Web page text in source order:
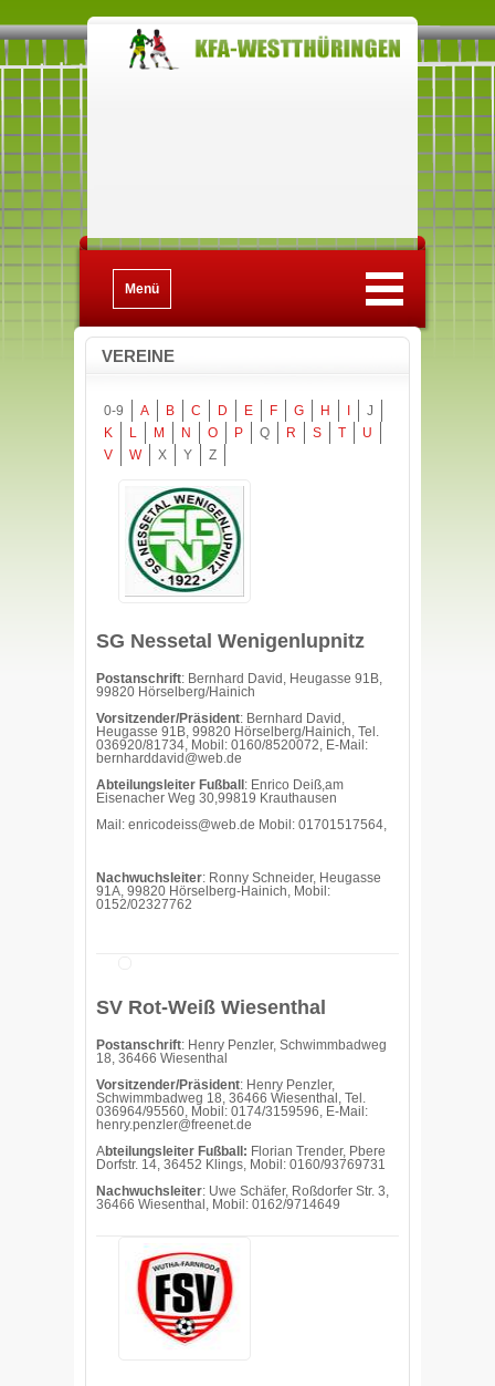
Menü
VEREINE
0-9 A B C D E F G H
J
K
L M N O P Q R S T
U
V
W X Y Z
SG Nessetal Wenigenlupnitz
Postanschrift: Bernhard David, Heugasse 91B,
99820 Hörselberg/Hainich
Vorsitzender/Präsident: Bernhard David,
Heugasse 91B, 99820 Hörselberg/Hainich, Tel.
036920/81734, Mobil: 0160/8520072, E-Mail:
bernharddavid@web.de
Abteilungsleiter Fußball : Enrico Deiß,am
Eisenacher Weg 30,99819 Krauthausen
Mail: enricodeiss@web.de Mobil: 01701517564,
Nachwuchsleiter: Ronny Schneider, Heugasse
91A, 99820 Hörselberg-Hainich, Mobil:
0152/02327762
SV Rot-Weiß Wiesenthal
Postanschrift: Henry Penzler, Schwimmbadweg
18, 36466 Wiesenthal
Vorsitzender/Präsident: Henry Penzler,
Schwimmbadweg 18, 36466 Wiesenthal, Tel.
036964/95560, Mobil: 0174/3159596, E-Mail:
henry.penzler@freenet.de
Abteilungsleiter Fußball: Florian Trender, Pbere
Dorfstr. 14, 36452 Klings, Mobil: 0160/93769731
Nachwuchsleiter: Uwe Schäfer, Roßdorfer Str. 3,
36466 Wiesenthal, Mobil: 0162/9714649